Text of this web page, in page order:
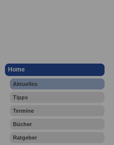
Home
Aktuelles
Tipps
Termine
Bücher
Ratgeber